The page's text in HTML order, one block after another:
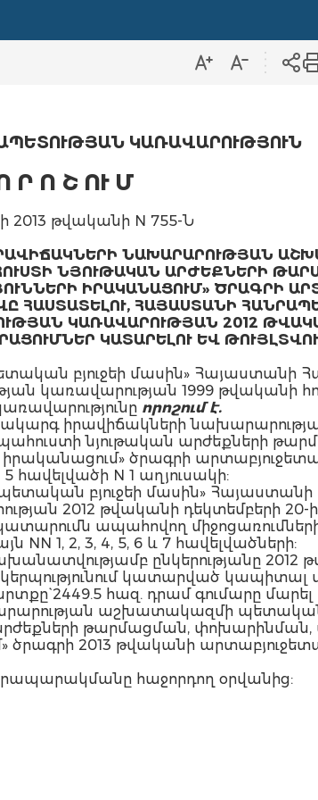
ԿԱՌԱՎԱՐՈՒԹՅՈՒՆ
Ր Ո Շ ՈՒ Մ
2013 թվականի N 755-Ն
ՆԱԽԱՐԱՐՈՒԹՅԱՆ
ՆՅՈՒԹԱԿԱՆ ԱՐԺԵՔՆԵՐԻ
ԻՐԱԿԱՆԱՑՈՒՄ» ԾՐԱԳՐԻ
ՀԱՍՏԱՏԵԼՈՒ, ՀԱՅԱՍՏԱՆԻ
ԿԱՌԱՎԱՐՈՒԹՅԱՆ 2012
ԿԱՏԱՐԵԼՈՒ ԵՎ
բյուջեի մասին» Հայաստանի
կառավարության 1999 թվականի
որոշում է.
իրավիճակների
նյութական արժեքների
ծրագրի
N 1 աղյուսակի:
բյուջեի մասին»
2012 թվականի դեկտեմբերի
ապահովող միջոցառումների
NN 1, 2, 3, 4, 5, 6 և 7 հավելվածների:
ընկերությանը 2012
կատարված կապիտալ
2449.5 հազ. դրամ գումարը
աշխատակազմի պետական
թարմացման,
2013 թվականի
հրապարակմանը հաջորդող օրվանից: